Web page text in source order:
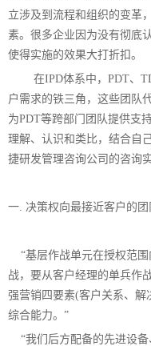
立涉及到流程和组织的变革
素。很多企业因为没有彻底
使得实施的效果大打折扣。
在IPD体系中，PDT、
户需求的铁三角，这些团队
为PDT等跨部门团队提供支
理解、认识和类比，结合自
捷研发管理咨询公司的咨询
一. 决策权向最接近客户的
“基层作战单元在授权范
战，要从客户经理的单兵作
强营销四要素(客户关系、解
综合能力。”
“我们后方配备的先进设